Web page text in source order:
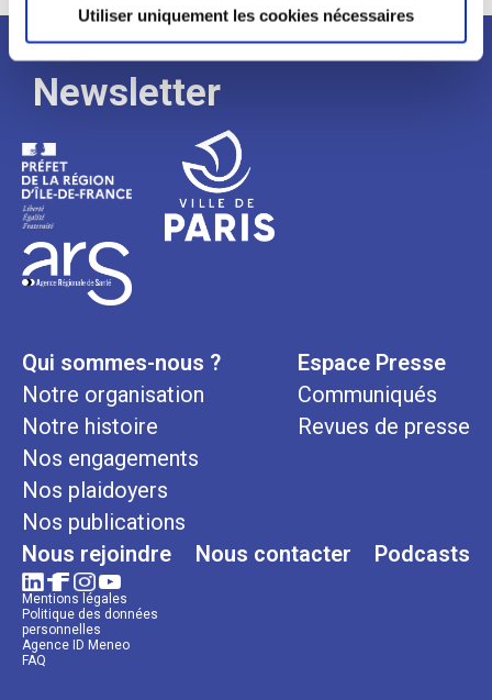
Utiliser uniquement les cookies nécessaires
Newsletter
Qui sommes-nous ?
Notre organisation
Notre histoire
Nos engagements
Nos plaidoyers
Nos publications
Espace Presse
Communiqués
Revues de presse
Nous rejoindre Nous contacter Podcasts
Mentions légales
Politique des données
personnelles
Agence ID Meneo
FAQ